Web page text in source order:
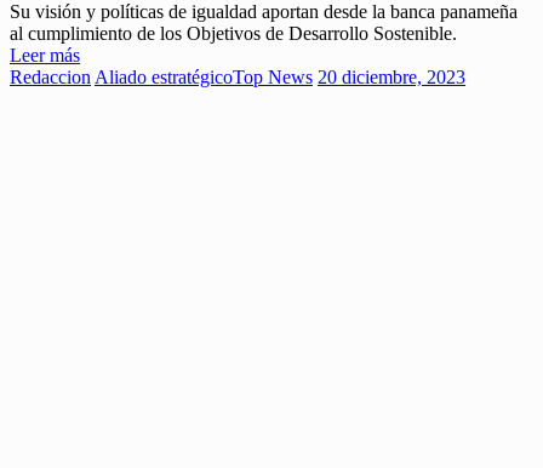
Su visión y políticas de igualdad aportan desde la banca panameña
al cumplimiento de los Objetivos de Desarrollo Sostenible.
Leer más
Redaccion Aliado estratégicoTop News 20 diciembre, 2023